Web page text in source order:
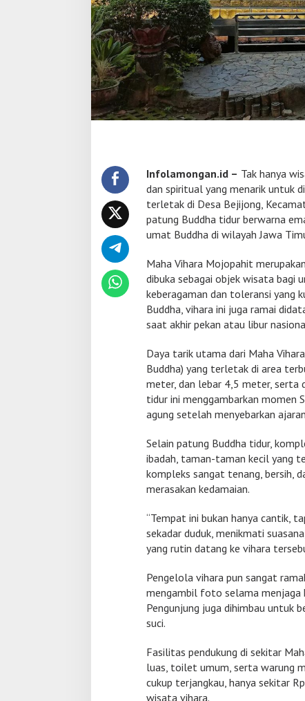
t
i
n
a
s
i
W
i
s
a
p
i
r
t
u
d
a
n
I
k
o
B
u
d
d
h
a
i
d
u
r
d
M
o
j
o
e
r
t
Infolamongan.id – Tak hanya
dan spiritual yang menarik untuk
terletak di Desa Bejijong,
patung Buddha tidur berwarna
umat Buddha di wilayah Jawa
Maha Vihara Mojopahit
dibuka sebagai objek wisata bagi
keberagaman dan toleransi yang
Buddha, vihara ini juga ramai
saat akhir pekan atau libur
Daya tarik utama dari Maha
Buddha) yang terletak di area
meter, dan lebar 4,5 meter, serta
tidur ini menggambarkan momen
agung setelah menyebarkan
Selain patung Buddha tidur,
ibadah, taman-taman kecil yang
kompleks sangat tenang, bersih,
merasakan kedamaian.
“Tempat ini bukan hanya cantik,
sekadar duduk, menikmati
yang rutin datang ke vihara
Pengelola vihara pun sangat
mengambil foto selama menjaga
Pengunjung juga dihimbau untuk
suci.
Fasilitas pendukung di sekitar
luas, toilet umum, serta warung
cukup terjangkau, hanya sekitar
wisata vihara.